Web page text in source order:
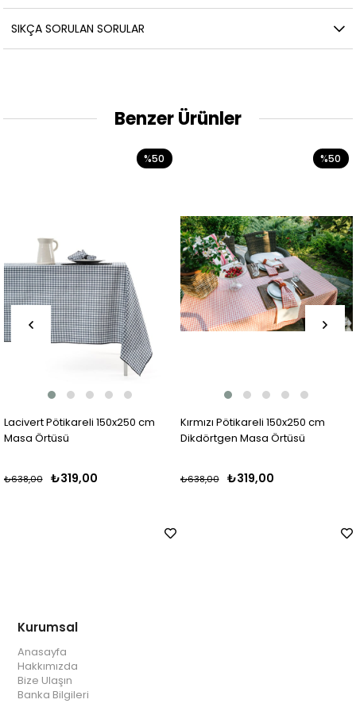
SIKÇA SORULAN SORULAR
Benzer Ürünler
Lacivert Pötikareli 150x250 cm
Masa Örtüsü
₺319,00
₺638,00
%50
Kırmızı Pötikareli 150x250 cm
Dikdörtgen Masa Örtüsü
₺319,00
₺638,00
%50
Kurumsal
Anasayfa
Hakkımızda
Bize Ulaşın
Banka Bilgileri